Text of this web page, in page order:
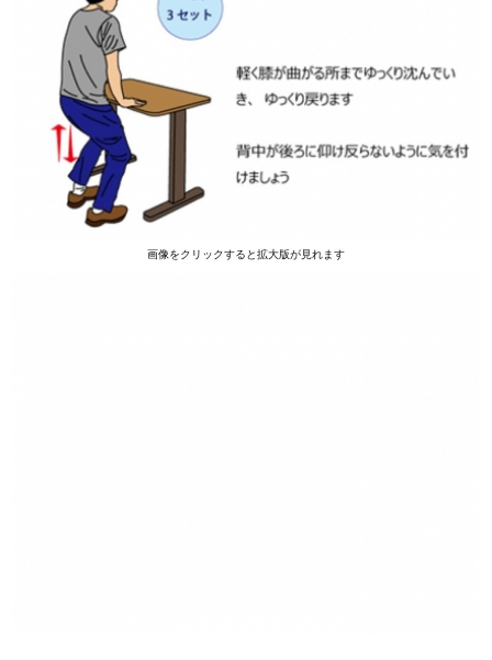
画像をクリックすると拡大版が見れます